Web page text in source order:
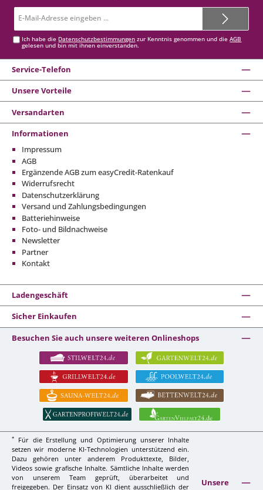
Mail-
Ich habe die Datenschutzbestimmungen zur Kenntnis genommen und dieAGB
gelesen und bin mit ihnen einverstanden.
Service-Telefon
Unsere Vorteile
Versandarten
Informationen
Impressum
AGB
Ergänzende AGB zum easyCredit-Ratenkauf
Widerrufsrecht
Datenschutzerklärung
Versand und Zahlungsbedingungen
Batteriehinweise
Foto- und Bildnachweise
Newsletter
Partner
Kontakt
Ladengeschäft
Sicher Einkaufen
Besuchen Sie auch unsere weiteren Onlineshops
*
Für die Erstellung und Optimierung unserer Inhalte
setzen wir moderne KI-Technologien unterstützend ein.
Dazu gehören unter anderem Produkttexte, Bilder,
Videos sowie grafische Inhalte. Sämtliche Inhalte werden
von unserem Team geprüft, überarbeitet und
freigegeben. Der Einsatz von KI dient ausschließlich der
Unsere